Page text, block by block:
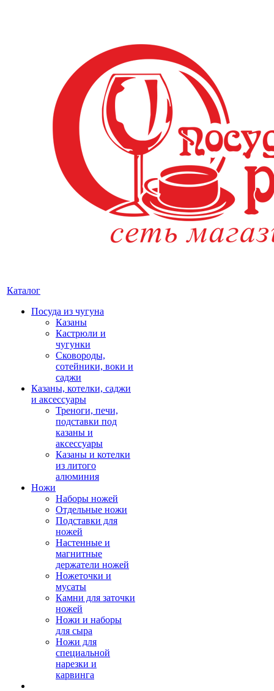
Каталог
Посуда из чугуна
Казаны
Кастрюли и
чугунки
Сковороды,
сотейники, воки и
саджи
Казаны, котелки, саджи
и аксессуары
Треноги, печи,
подставки под
казаны и
аксессуары
Казаны и котелки
из литого
алюминия
Ножи
Наборы ножей
Отдельные ножи
Подставки для
ножей
Настенные и
магнитные
держатели ножей
Ножеточки и
мусаты
Камни для заточки
ножей
Ножи и наборы
для сыра
Ножи для
специальной
нарезки и
карвинга